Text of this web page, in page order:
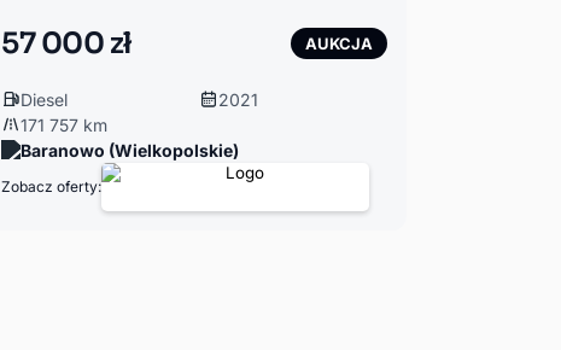
57 000 zł AUKCJA
Diesel
2021
171 757 km
Baranowo (Wielkopolskie)
Zobacz oferty: